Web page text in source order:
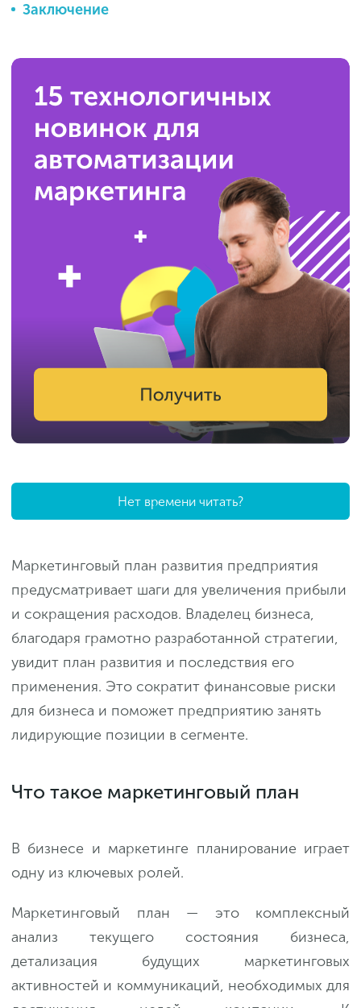
Заключение
Нет времени читать?
Маркетинговый план развития предприятия
предусматривает шаги для увеличения прибыли
и сокращения расходов. Владелец бизнеса,
благодаря грамотно разработанной стратегии,
увидит план развития и последствия его
применения. Это сократит финансовые риски
для бизнеса и поможет предприятию занять
лидирующие позиции в сегменте.
Что такое маркетинговый план
В бизнесе и маркетинге планирование играет
одну из ключевых ролей.
Маркетинговый план — это комплексный
анализ текущего состояния бизнеса,
детализация будущих маркетинговых
активностей и коммуникаций, необходимых для